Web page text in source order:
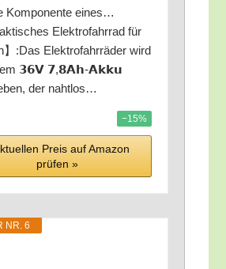
Kom­po­nen­te eines…
Elek­tro­fahr­rad für
】:Das Elek­tro­fahr­rä­der wird
𝟯𝟲𝗩 𝟳,𝟴𝗔𝗵-𝗔𝗸𝗸𝘂
der nahtlos…
−15%
Preis auf Ama­zon
prü­fen »
NR. 6